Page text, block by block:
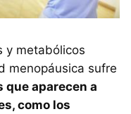
y metabólicos
menopáusica sufre
aparecen a
como los